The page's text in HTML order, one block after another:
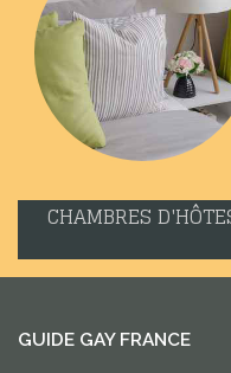
CHAMBRES
GUIDE GAY FRANCE